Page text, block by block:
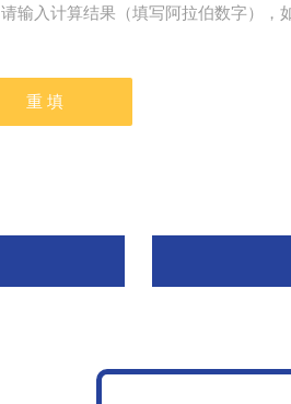
请输入计算结果（填写阿拉伯数字），